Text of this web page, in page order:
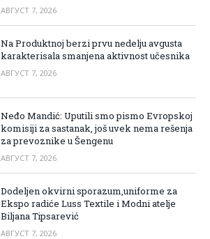
АВГУСТ 7, 2026
Na Produktnoj berzi prvu nedelju avgusta
karakterisala smanjena aktivnost učesnika
АВГУСТ 7, 2026
Neđo Mandić: Uputili smo pismo Evropskoj
komisiji za sastanak, još uvek nema rešenja
za prevoznike u Šengenu
АВГУСТ 7, 2026
Dodeljen okvirni sporazum,uniforme za
Ekspo radiće Luss Textile i Modni atelje
Biljana Tipsarević
АВГУСТ 7, 2026